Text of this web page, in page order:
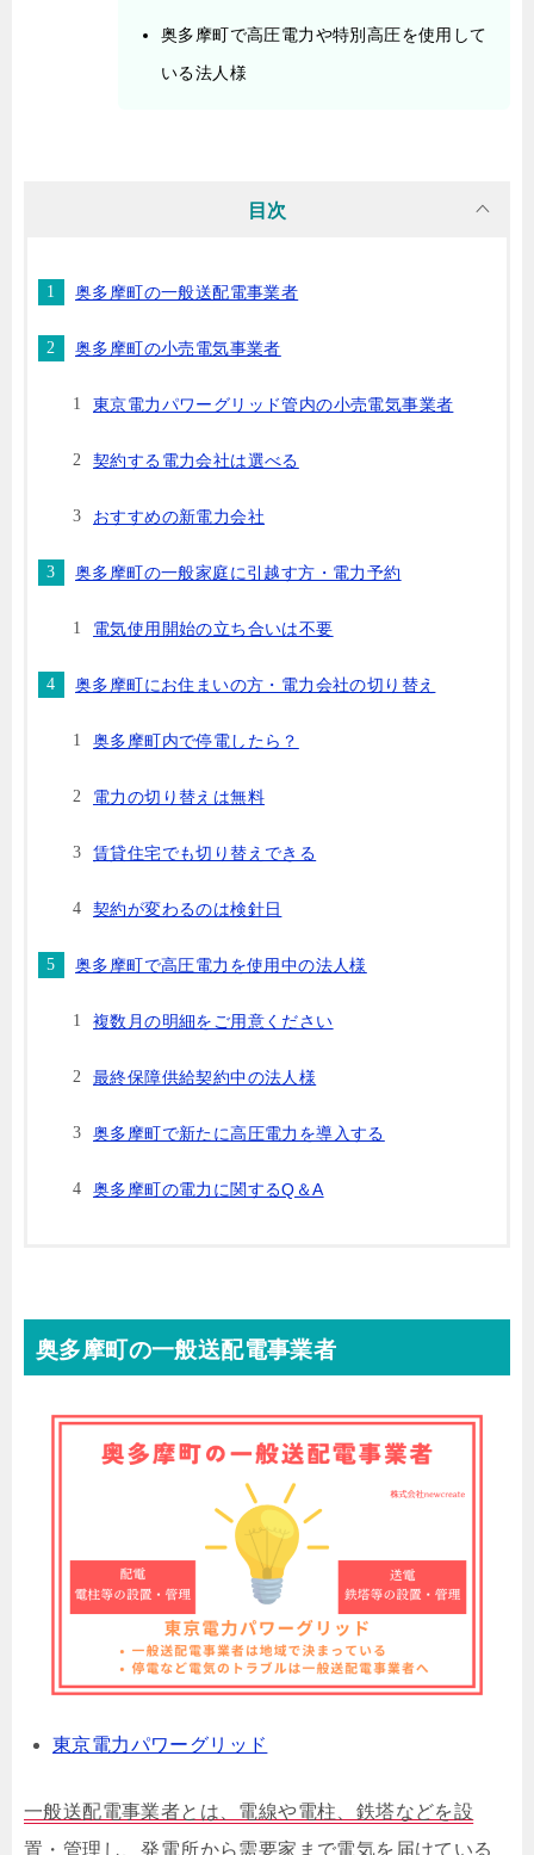
奥多摩町で高圧電力や特別高圧を使用して
いる法人様
目次
奥多摩町の一般送配電事業者
奥多摩町の小売電気事業者
東京電力パワーグリッド管内の小売電気事業者
契約する電力会社は選べる
おすすめの新電力会社
奥多摩町の一般家庭に引越す方・電力予約
電気使用開始の立ち合いは不要
奥多摩町にお住まいの方・電力会社の切り替え
奥多摩町内で停電したら？
電力の切り替えは無料
賃貸住宅でも切り替えできる
契約が変わるのは検針日
奥多摩町で高圧電力を使用中の法人様
複数月の明細をご用意ください
最終保障供給契約中の法人様
奥多摩町で新たに高圧電力を導入する
奥多摩町の電力に関するQ＆A
奥多摩町の一般送配電事業者
東京電力パワーグリッド
一般送配電事業者とは、電線や電柱、鉄塔などを設
置・管理し、発電所から需要家まで電気を届けている